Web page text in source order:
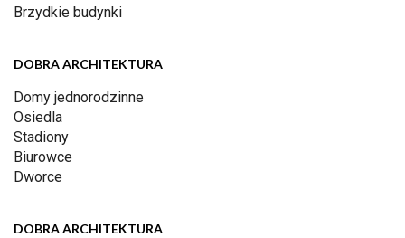
Brzydkie budynki
DOBRA ARCHITEKTURA
Domy jednorodzinne
Osiedla
Stadiony
Biurowce
Dworce
DOBRA ARCHITEKTURA